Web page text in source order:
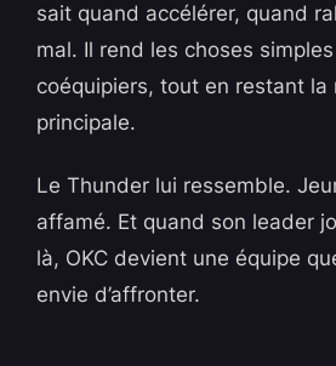
sait quand accélérer, quand
mal. Il rend les choses
coéquipiers, tout en restant la
principale.
Le Thunder lui ressemble.
affamé. Et quand son leader
là, OKC devient une équipe
envie d’affronter.